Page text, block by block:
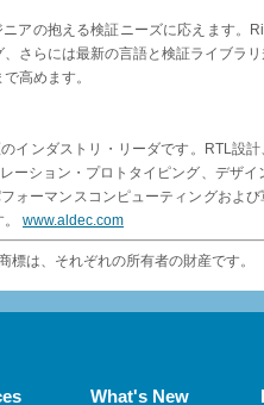
アの抱える検証ニーズに応えます。
さらには最新の言語と検証ライブラ
高めます。
インダストリ・リーダです。RTL設
ーション・プロトタイピング、デザイ
ォーマンスコンピューティングおよび
www.aldec.com
は、それぞれの所有者の財産です。
What's New